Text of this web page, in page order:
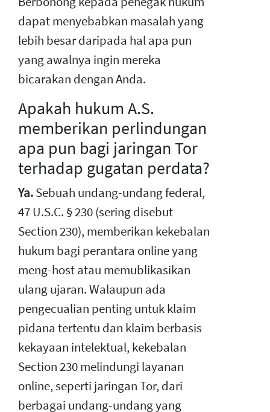
dapat menyebabkan masalah yang
lebih besar daripada hal apa pun
yang awalnya ingin mereka
bicarakan dengan Anda.
Apakah hukum A.S.
memberikan perlindungan
apa pun bagi jaringan Tor
terhadap gugatan perdata?
Ya.Sebuah undang-undang federal,
47 U.S.C. § 230 (sering disebut
Section 230), memberikan kekebalan
hukum bagi perantara online yang
meng-host atau memublikasikan
ulang ujaran. Walaupun ada
pengecualian penting untuk klaim
pidana tertentu dan klaim berbasis
kekayaan intelektual, kekebalan
Section 230 melindungi layanan
online, seperti jaringan Tor, dari
berbagai undang-undang yang